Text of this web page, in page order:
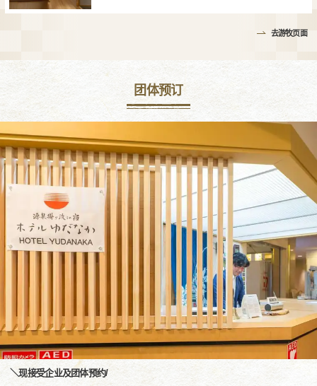
去游牧页面
团体预订
＼现接受企业及团体预约/